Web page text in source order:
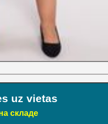
uz vietas
складе